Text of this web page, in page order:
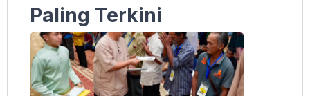
Paling Terkini